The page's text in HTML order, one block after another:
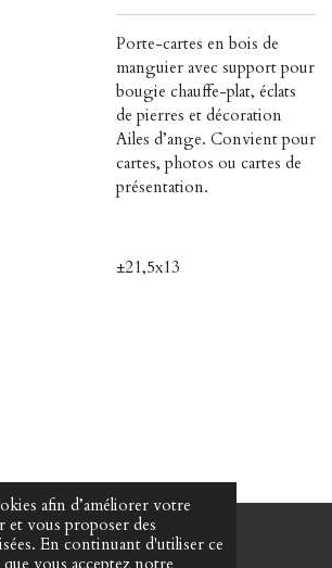
afin d’améliorer votre
et vous proposer des
En continuant d'utiliser ce
vous acceptez notre
Porte-cartes en bois de
manguier avec support pour
bougie chauffe-plat, éclats
de pierres et décoration
Ailes d’ange. Convient pour
cartes, photos ou cartes de
présentation.
±21,5x13
d'âmes